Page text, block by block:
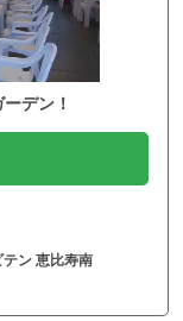
デン！
ン 恵比寿南